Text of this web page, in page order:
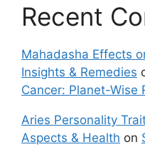
Recent
Mahadasha Effects
Insights & Remedies
Cancer: Planet-Wise
Aries Personality
Aspects & Health on